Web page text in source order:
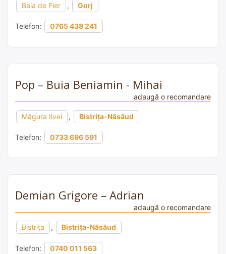
Baia de Fier , Gorj
Telefon: 0765 438 241
Pop – Buia Beniamin - Mihai
adaugă o recomandare
Măgura Ilvei , Bistrița-Năsăud
Telefon: 0733 696 591
Demian Grigore – Adrian
adaugă o recomandare
Bistrița , Bistrița-Năsăud
Telefon: 0740 011 563